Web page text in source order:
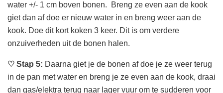
water +/- 1 cm boven bonen. Breng ze even aan de kook
giet dan af doe er nieuw water in en breng weer aan de
kook. Doe dit kort koken 3 keer. Dit is om verdere
onzuiverheden uit de bonen halen.
♡ Stap 5: Daarna giet je de bonen af doe je ze weer terug
in de pan met water en breng je ze even aan de kook, draai
dan gas/elektra terug naar lager vuur om te sudderen voor